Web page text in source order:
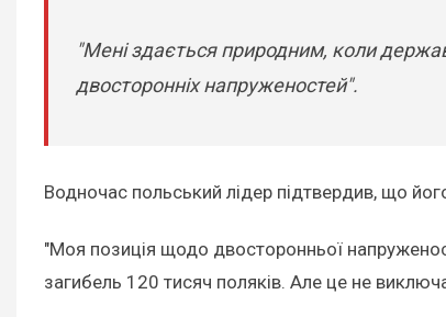
"Мені здається природним, коли
двосторонніх напруженостей".
Водночас польський лідер підтвердив, що
"Моя позиція щодо двосторонньої
загибель 120 тисяч поляків. Але це не